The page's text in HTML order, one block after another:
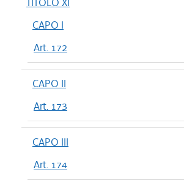
CAPO I
Art. 172
CAPO II
Art. 173
CAPO III
Art. 174